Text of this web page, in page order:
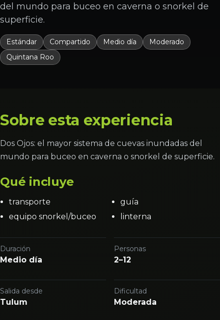
del mundo para buceo en caverna o snorkel de
superficie.
Estándar Compartido Medio día
Moderado
Quintana Roo
Sobre esta experiencia
Dos Ojos: el mayor sistema de cuevas inundadas del
mundo para buceo en caverna o snorkel de superficie.
Qué incluye
transporte
equipo snorkel/buceo
guía
linterna
Duración
Medio día
Personas
2–12
Salida desde
Tulum
Dificultad
Moderada